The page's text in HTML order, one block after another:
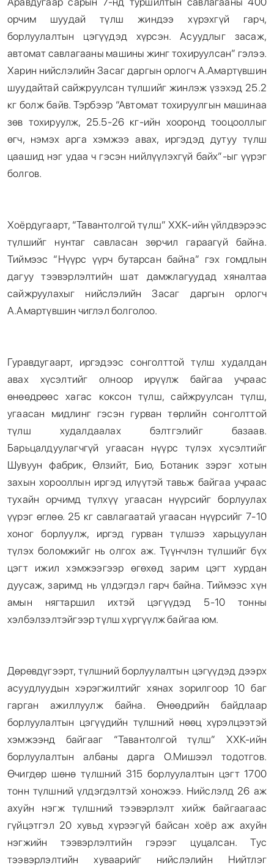
орчим шуудай түлш жиндээ хүрэхгүй гарч,
борлуулалтын цэгүүдэд хүрсэн. Асуудлыг засаж,
автомат савлагааны машины жинг тохируулсан” гэлээ.
Харин нийслэлийн Засаг даргын орлогч А.Амартүвшин
шуудайтай сайжруулсан түлшийг жинлэж үзэхэд 25.2
кг болж байв. Тэрбээр “Автомат тохируулгын машинаа
зөв тохируулж, 25.5-26 кг-ийн хооронд тооцооллыг
өгч, нэмэх арга хэмжээ авах, иргэдэд дутуу түлш
цаашид нэг удаа ч гэсэн нийлүүлэхгүй байх”-ыг үүрэг
болгов.
Хоёрдугаарт, “Тавантолгой түлш” ХХК-ийн үйлдвэрээс
түлшийг нунтаг савласан зөрчил гараагүй байна.
Тиймээс “Нүүрс үүрч бутарсан байна” гэх гомдлын
дагуу тээвэрлэлтийн шат дамжлагуудад хяналтаа
сайжруулахыг нийслэлийн Засаг даргын орлогч
А.Амартүвшин чиглэл болголоо.
Гуравдугаарт, иргэдээс сонголттой түлш худалдан
авах хүсэлтийг олноор ирүүлж байгаа учраас
өнөөдрөөс хагас коксон түлш, сайжруулсан түлш,
угаасан мидлинг гэсэн гурван төрлийн сонголттой
түлш худалдаалах бэлтгэлийг базаав.
Барьцалдуулагчгүй угаасан нүүрс түлэх хүсэлтийг
Шувуун фабрик, Өлзийт, Био, Ботаник зэрэг хотын
захын хорооллын иргэд илүүтэй тавьж байгаа учраас
тухайн орчимд түлхүү угаасан нүүрсийг борлуулах
үүрэг өглөө. 25 кг савлагаатай угаасан нүүрсийг 7-10
хоног борлуулж, иргэд гурван түлшээ харьцуулан
түлэх боломжийг нь олгох аж. Түүнчлэн түлшийг бүх
цэгт ижил хэмжээгээр өгөхөд зарим цэгт хурдан
дуусаж, заримд нь үлдэгдэл гарч байна. Тиймээс хүн
амын нягтаршил ихтэй цэгүүдэд 5-10 тонны
хэлбэлзэлтэйгээр түлш хүргүүлж байгаа юм.
Дөрөвдүгээрт, түлшний борлуулалтын цэгүүдэд дээрх
асуудлуудын хэрэгжилтийг хянах зорилгоор 10 баг
гарган ажиллуулж байна. Өнөөдрийн байдлаар
борлуулалтын цэгүүдийн түлшний нөөц хүрэлцээтэй
хэмжээнд байгааг “Тавантолгой түлш” ХХК-ийн
борлуулалтын албаны дарга О.Мишээл тодотгов.
Өчигдөр шөнө түлшний 315 борлуулалтын цэгт 1700
тонн түлшний үлдэгдэлтэй хоножээ. Нийслэлд 26 аж
ахуйн нэгж түлшний тээвэрлэлт хийж байгаагаас
гүйцэтгэл 20 хувьд хүрээгүй байсан хоёр аж ахуйн
нэгжийн тээвэрлэлтийн гэрээг цуцалсан. Тус
тээвэрлэлтийн хуваарийг нийслэлийн Нийтлэг